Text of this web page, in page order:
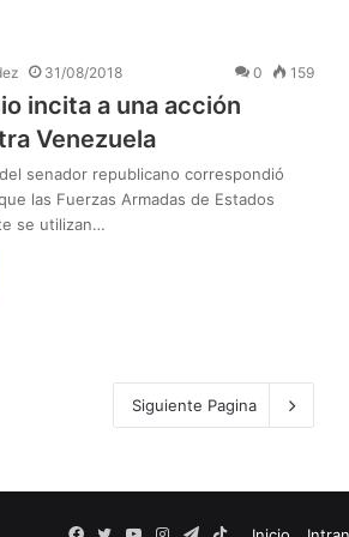
31/08/2018 0 159
incita a una acción
Venezuela
senador republicano correspondió
las Fuerzas Armadas de Estados
se utilizan…
Siguiente Pagina